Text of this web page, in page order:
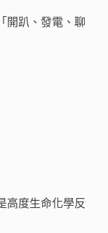
開趴、發電、聊
高度生命化學反